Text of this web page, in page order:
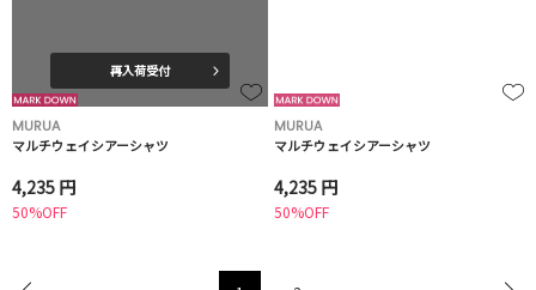
再入荷受付
MURUA
マルチウェイシアーシャツ
4,235 円
50%OFF
MURUA
マルチウェイシアーシャツ
4,235 円
50%OFF